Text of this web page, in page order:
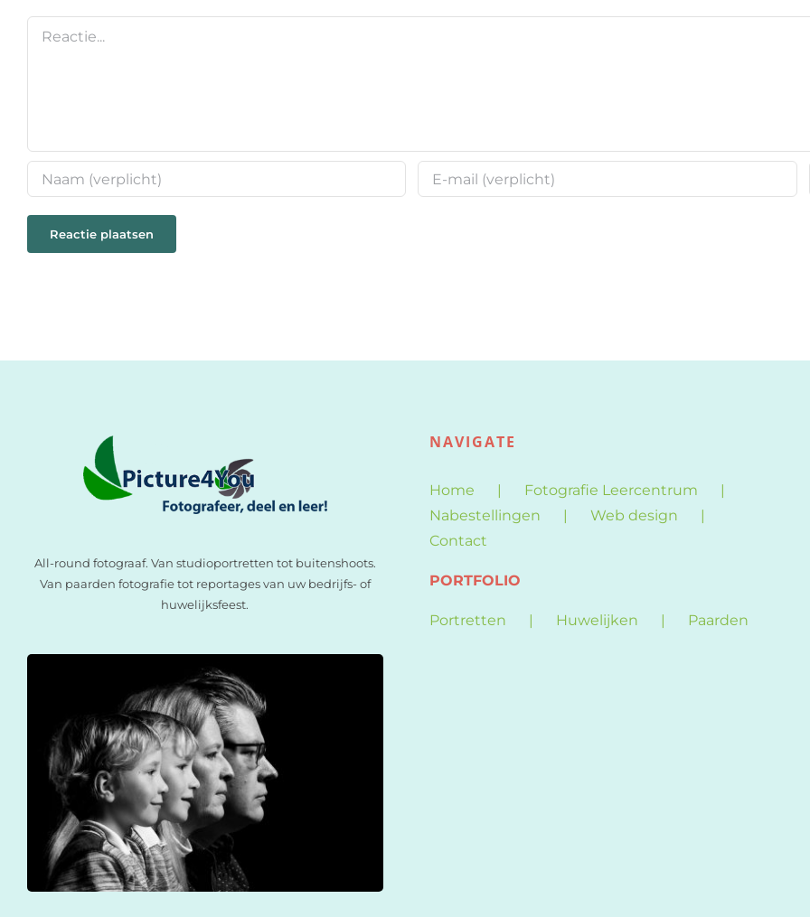
Reactie
All-round fotograaf. Van studioportretten tot buitenshoots.
Van paarden fotografie tot reportages van uw bedrijfs- of
huwelijksfeest.
NAVIGATE
Home
Fotografie Leercentrum
Nabestellingen
Web design
Contact
PORTFOLIO
Portretten Huwelijken Paarden